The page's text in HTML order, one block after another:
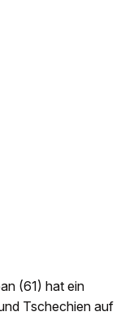
(61) hat ein
Tschechien auf